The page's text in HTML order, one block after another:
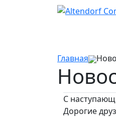
Главная
С
Дорогие